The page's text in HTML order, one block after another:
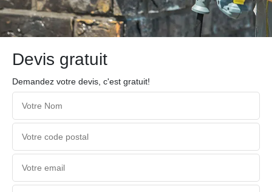
Devis gratuit
Demandez votre devis, c'est gratuit!